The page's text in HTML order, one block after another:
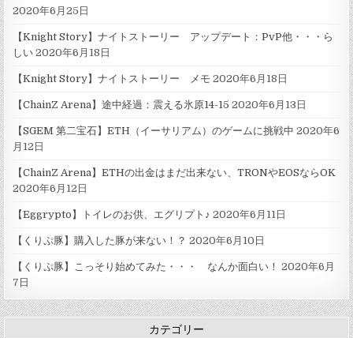
2020年6月25日
【Knight Story】ナイトストーリー アップデート：PvP他・・・ら
しい 2020年6月18日
【Knight Story】ナイトストーリー メモ 2020年6月18日
【ChainZ Arena】途中経過：震える氷原14-15 2020年6月13日
【SGEM 第二宝石】ETH（イーサリアム）のゲームに挑戦中 2020年6
月12日
【ChainZ Arena】ETHの出金はまだ出来ない、TRONやEOSならOK
2020年6月12日
【Eggrypto】トイレのお供、エグリプト♪ 2020年6月11日
【くりぷ豚】購入した豚が来ない！？ 2020年6月10日
【くりぷ豚】こっそり始めてみた・・・ なんか面白い！ 2020年6月
7日
カテゴリー